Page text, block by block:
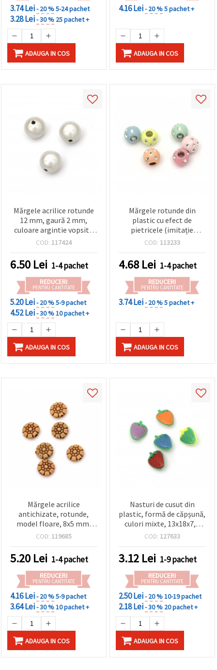
3.74 Lei- 20 %5-24 pachet
3.28 Lei- 30 % 25 pachet +
ADAUGA IN COS
4.16 Lei- 20 %5 pachet +
ADAUGA IN COS
Mărgele acrilice rotunde
12 mm, gaură 2 mm,
culoare argintie vopsită
cu spray, pentru bijuterii
buc.)
COD: 117424
6.50 Lei 1-4 pachet
REDUCERI
PENTRU CANTITATE
5.20 Lei- 20 %5-9 pachet
4.52 Lei- 30 %10 pachet +
ADAUGA IN COS
Mărgele rotunde din
plastic cu efect de
pietricele (imitație
pietricele), culori mixte, 9
mm, 20 g (~65 buc.) –
pentru bijuterii, brățări,
coliere, macramé și
decorațiuni
COD: 113233
4.68 Lei 1-4 pachet
REDUCERI
PENTRU CANTITATE
3.74 Lei- 20 %5 pachet +
ADAUGA IN COS
Mărgele acrilice
antichizate, rotunde,
model floare, 8x5 mm,
gaură 1,5 mm, culoare
COD: 119685
5.20 Lei 1-4 pachet
REDUCERI
PENTRU CANTITATE
4.16 Lei- 20 %5-9 pachet
3.64 Lei- 30 %10 pachet +
ADAUGA IN COS
Nasturi de cusut din
plastic, formă de căpșună,
culori mixte, 13x18x7,5
mm, gaură 3 mm – pachet
COD: 127633
3.12 Lei 1-9 pachet
REDUCERI
PENTRU CANTITATE
2.50 Lei- 20 %10-19 pachet
2.18 Lei- 30 % 20 pachet +
ADAUGA IN COS